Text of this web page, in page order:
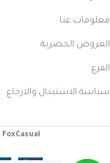
معلومات عنا
العروض الحصرية
الفرع
سياسة الاستبدال والارجاع
FoxCasual